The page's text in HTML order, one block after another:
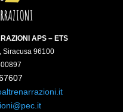
APS – ETS
Siracusa 96100